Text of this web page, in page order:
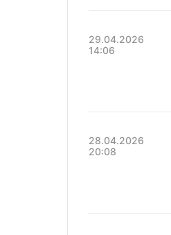
29.04.2026
14:06
28.04.2026
20:08